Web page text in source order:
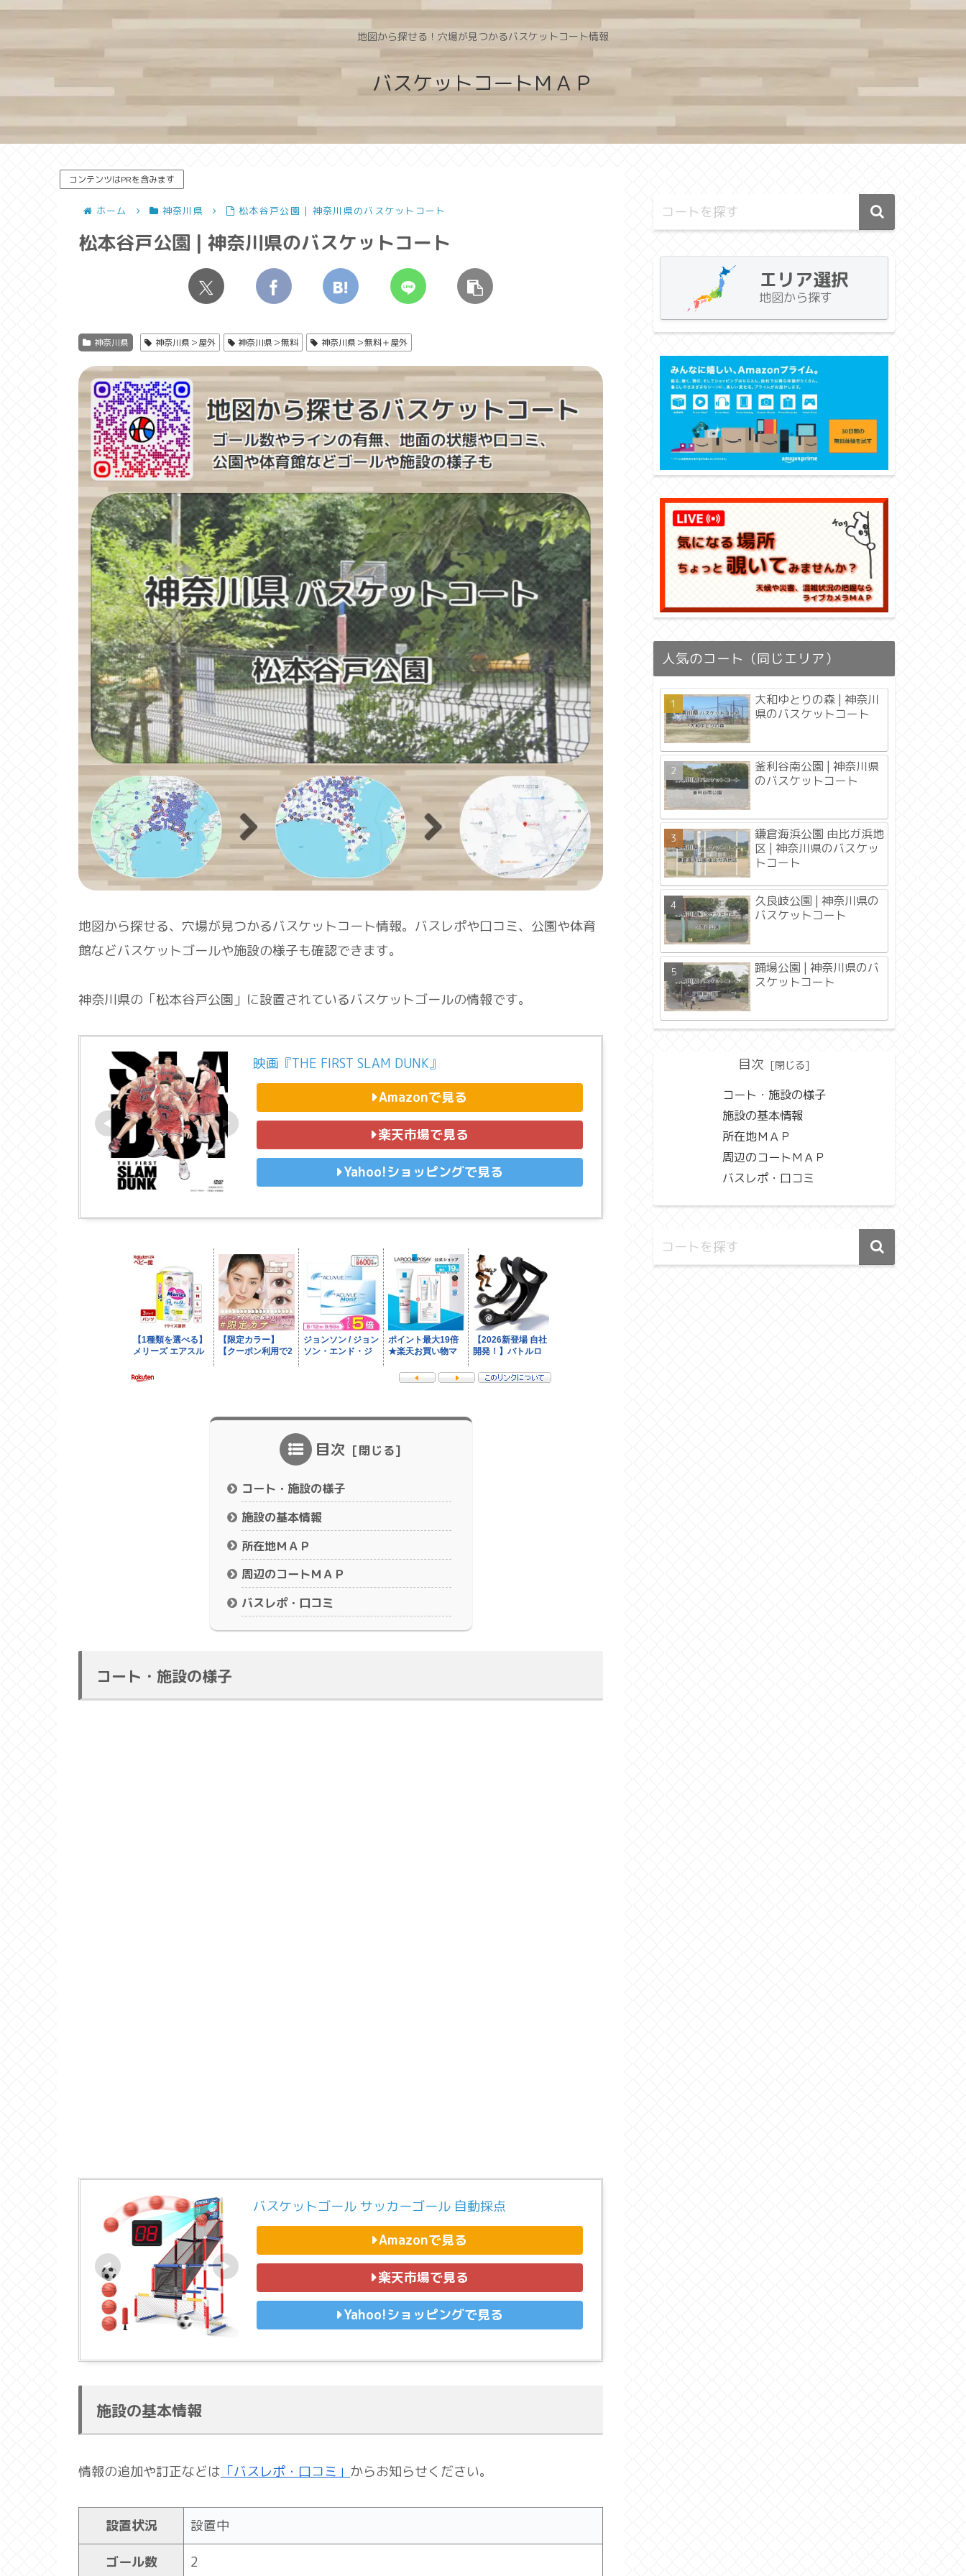
地図から探せる！穴場が見つかるバスケットコート情報
バスケットコートＭＡＰ
コンテンツはPRを含みます
ホーム 神奈川県 松本谷戸公園 | 神奈川県のバスケットコート
松本谷戸公園 | 神奈川県のバスケットコート
神奈川県 神奈川県＞屋外 神奈川県＞無料 神奈川県＞無料＋屋外
地図から探せる、穴場が見つかるバスケットコート情報。バスレポや口コミ、公園や体育
館などバスケットゴールや施設の様子も確認できます。
神奈川県の「松本谷戸公園」に設置されているバスケットゴールの情報です。
映画『THE FIRST SLAM DUNK』
Amazonで見る
楽天市場で見る
Yahoo!ショッピングで見る
目次
コート・施設の様子
施設の基本情報
所在地ＭＡＰ
周辺のコートＭＡＰ
バスレポ・口コミ
コート・施設の様子
バスケットゴール サッカーゴール 自動採点
Amazonで見る
楽天市場で見る
Yahoo!ショッピングで見る
施設の基本情報
情報の追加や訂正などは 「バスレポ・口コミ」 からお知らせください。
設置状況 設置中
ゴール数 2
エリア選択
地図から探す
人気のコート（同じエリア）
大和ゆとりの森 | 神奈川
県のバスケットコート
釜利谷南公園 | 神奈川県
のバスケットコート
鎌倉海浜公園 由比ガ浜地
区 | 神奈川県のバスケッ
トコート
久良岐公園 | 神奈川県の
バスケットコート
踊場公園 | 神奈川県のバ
スケットコート
目次
コート・施設の様子
施設の基本情報
所在地ＭＡＰ
周辺のコートＭＡＰ
バスレポ・口コミ